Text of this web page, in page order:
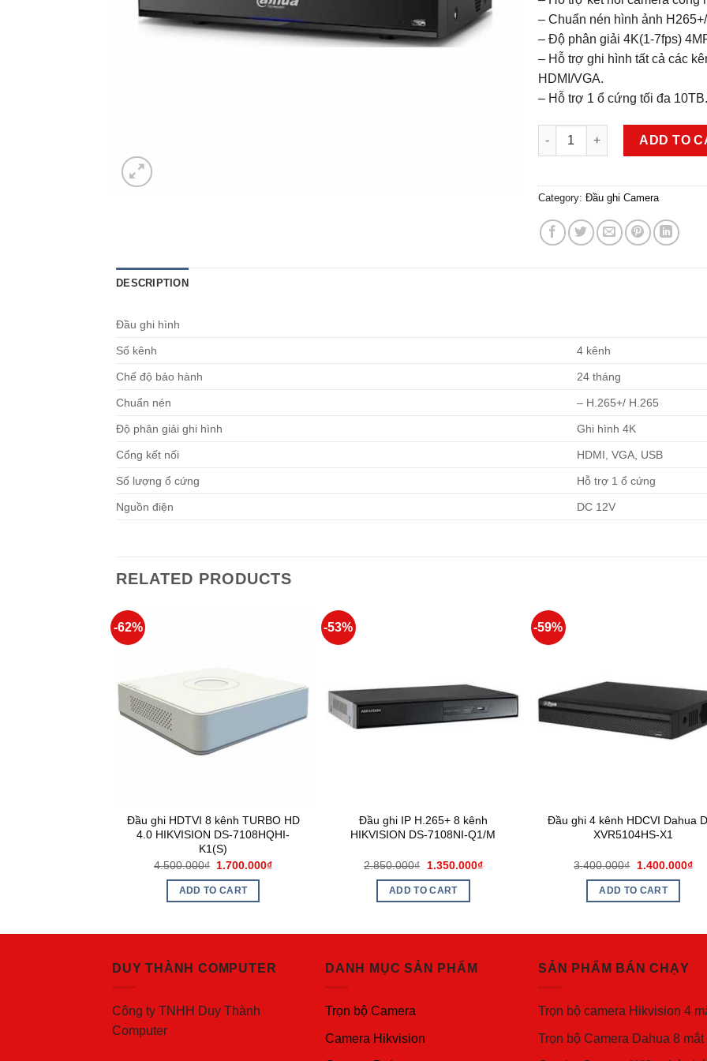
– Chuẩn nén hình ảnh
– Độ phân giải 4K(1-7fps)
– Hỗ trợ ghi hình tất cả các
HDMI/VGA.
– Hỗ trợ 1 ổ cứng tối đa 10TB.
Đầu ghi 4 kênh 5in1 Dahua
ADD TO
Category: Đầu ghi Camera
DESCRIPTION
Đầu ghi hình
Số kênh 4 kênh
Chế độ bảo hành 24 tháng
Chuẩn nén – H.265+/ H.265
Độ phân giải ghi hình Ghi hình 4K
Cổng kết nối HDMI, VGA, USB
Số lượng ổ cứng Hỗ trợ 1 ổ cứng
Nguồn điện DC 12V
RELATED PRODUCTS
-62%
Đầu ghi HDTVI 8 kênh TURBO HD
4.0 HIKVISION DS-7108HQHI-
K1(S)
4.500.000₫ 1.700.000₫
ADD TO CART
-53%
Đầu ghi IP H.265+ 8 kênh
HIKVISION DS-7108NI-Q1/M
2.850.000₫ 1.350.000₫
ADD TO CART
-59%
Đầu ghi 4 kênh HDCVI Dahua
XVR5104HS-X1
3.400.000₫ 1.400.000₫
ADD TO CART
DUY THÀNH COMPUTER
Công ty TNHH Duy Thành
Computer
DANH MỤC SẢN PHẨM
Trọn bộ Camera
Camera Hikvision
SẢN PHẨM BÁN CHẠY
Trọn bộ camera Hikvision 4
Trọn bộ Camera Dahua 8 mắt